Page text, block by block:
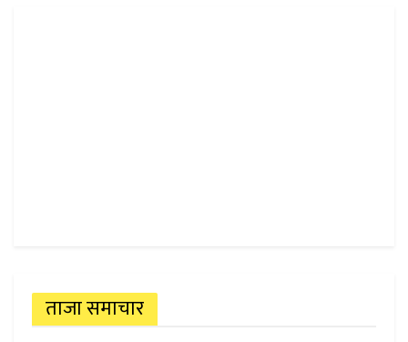
ताजा समाचार